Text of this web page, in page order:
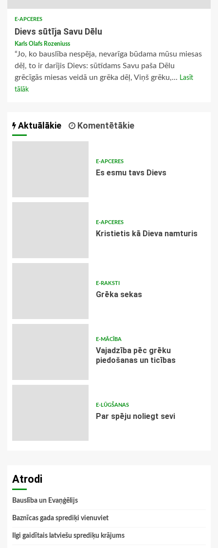
E-APCERES
Dievs sūtīja Savu Dēlu
Karls Olafs Rozeniuss
“Jo, ko bauslība nespēja, nevarīga būdama mūsu miesas
dēļ, to ir darījis Dievs: sūtīdams Savu paša Dēlu
grēcīgās miesas veidā un grēka dēļ, Viņš grēku,... Lasīt
tālāk
Aktuālākie Komentētākie
E-APCERES
Es esmu tavs Dievs
E-APCERES
Kristietis kā Dieva namturis
E-RAKSTI
Grēka sekas
E-MĀCĪBA
Vajadzība pēc grēku
piedošanas un ticības
E-LŪGŠANAS
Par spēju noliegt sevi
Atrodi
Bauslība un Evaņģēlijs
Baznīcas gada sprediķi vienuviet
Ilgi gaidītais latviešu sprediķu krājums